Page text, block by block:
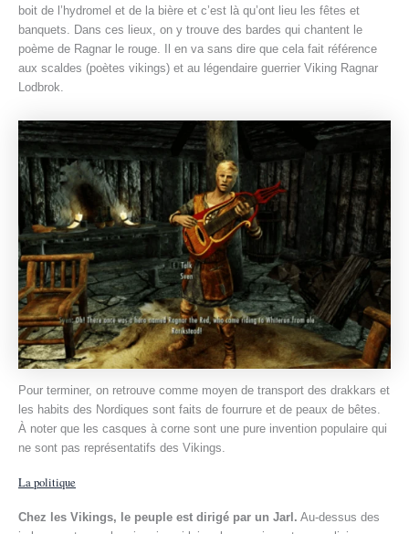
boit de l’hydromel et de la bière et c’est là qu’ont lieu les fêtes et
banquets. Dans ces lieux, on y trouve des bardes qui chantent le
poème de Ragnar le rouge. Il en va sans dire que cela fait référence
aux scaldes (poètes vikings) et au légendaire guerrier Viking Ragnar
Lodbrok.
Pour terminer, on retrouve comme moyen de transport des drakkars et
les habits des Nordiques sont faits de fourrure et de peaux de bêtes.
À noter que les casques à corne sont une pure invention populaire qui
ne sont pas représentatifs des Vikings.
La politique
Chez les Vikings, le peuple est dirigé par un Jarl. Au-dessus des